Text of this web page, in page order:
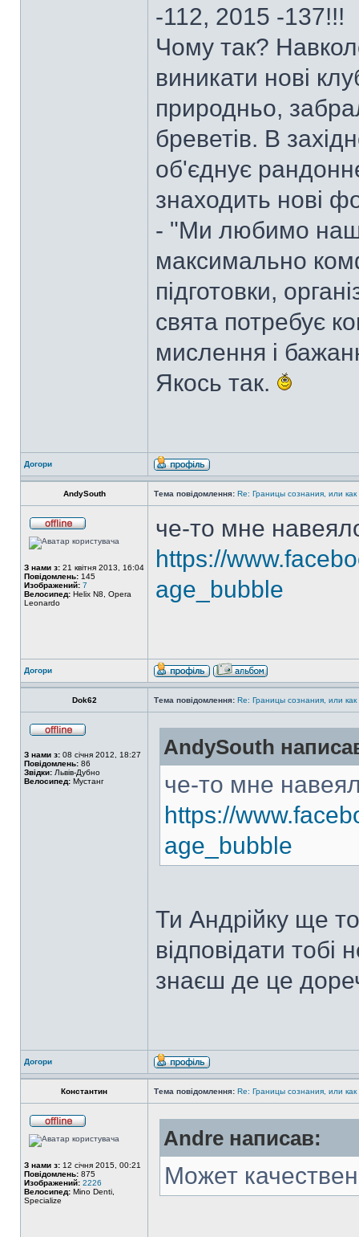
-112, 2015 -137!!!
Чому так?
виникати нові
природньо,
бреветів. В
об'єднує
знаходить нові
- "Ми любимо
максимально
підготовки,
свята потребує
мислення і
Якось так.
Догори
AndySouth Тема повідомлення: Re: Границы сознания, или как
З нами з: 21 квітня 2013, 16:04
Повідомлень: 145
Изображений: 7
Велосипед: Helix N8, Opera
Leonardo
че-то мне
https://
age_bubble
Догори
Dok62 Тема повідомлення: Re: Границы сознания, или как
З нами з: 08 січня 2012, 18:27
Повідомлень: 86
Звідки: Львів-Дубно
Велосипед: Мустанг
AndySouth
че-то мне
https://
age_bubble
Ти Андрійку ще
відповідати
знаєш де це
Догори
Константин Тема повідомлення: Re: Границы сознания, или как
З нами з: 12 січня 2015, 00:21
Повідомлень: 875
Изображений: 2226
Велосипед: Mino Denti,
Specialize
Andre написав:
Может